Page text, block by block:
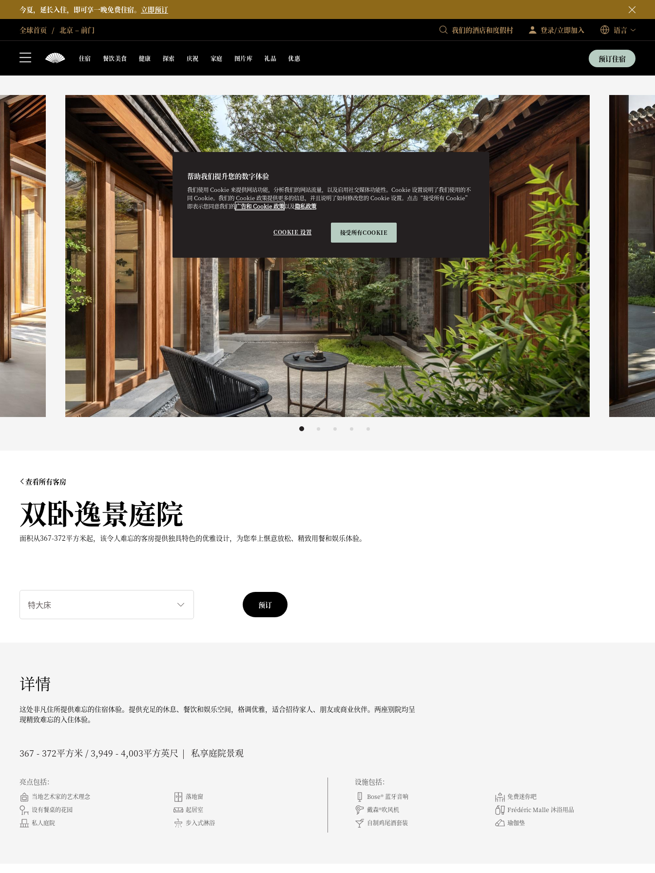
今夏，延长入住，即可享一晚免费住宿。 立即预订
全球首页 北京 – 前门 我们的酒店和度假村 登录/立即加入 语言
住宿 餐饮美食 健康 探索 庆祝 家庭 图片库 礼品 优惠 预订住宿
查看所有客房
双卧逸景庭院
面积从367-372平方米起，该令人难忘的客房提供独具特色的优雅设计，为您奉上惬意放松、精致用餐和娱乐体验。
睡
型
预订
详情
这处非凡住所提供难忘的住宿体验。提供充足的休息、餐饮和娱乐空间，格调优雅，适合招待家人、朋友或商业伙伴。两座别院均呈
现精致难忘的入住体验。
367 - 372平方米 / 3,949 - 4,003平方英尺 私享庭院景观
亮点包括：
当地艺术家的艺术理念
落地窗
设有餐桌的花园
起居室
私人庭院
步入式淋浴
设施包括：
Bose® 蓝牙音响
免费迷你吧
戴森®吹风机
Frédéric Malle 沐浴用品
自制鸡尾酒套装
瑜伽垫
帮助我们提升您的数字体验
我们使用 Cookie 来提供网站功能，分析我们的网站流量，以及启用社交媒体功能性。Cookie 设置说明了我们使用的不
同 Cookie。我们的 Cookie 政策提供更多的信息，并且说明了如何修改您的 Cookie 设置。点击“接受所有 Cookie”
即表示您同意我们的广告和 Cookie 政策以及隐私政策
COOKIE 设置 接受所有COOKIE